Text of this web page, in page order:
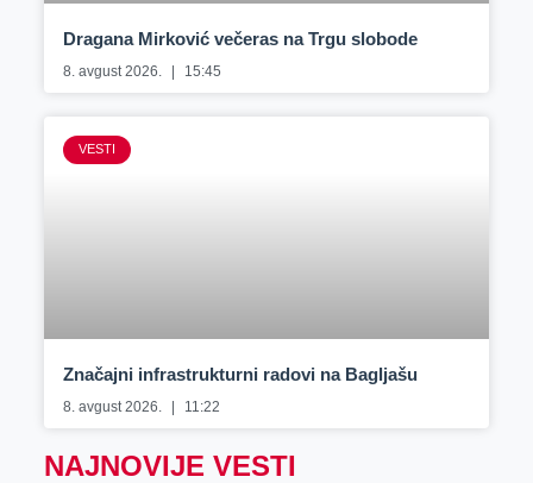
Dragana Mirković večeras na Trgu slobode
8. avgust 2026. 15:45
VESTI
Značajni infrastrukturni radovi na Bagljašu
8. avgust 2026. 11:22
NAJNOVIJE VESTI